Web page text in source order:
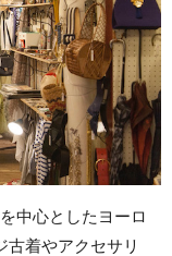
中心としたヨーロ
古着やアクセサリ